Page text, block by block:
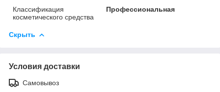
Классификация
косметического средства
Профессиональная
Скрыть
Условия доставки
Самовывоз